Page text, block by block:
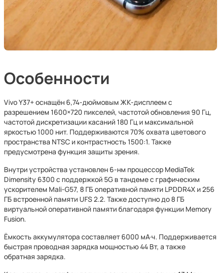
Особенности
Vivo Y37+ оснащён 6,74-дюймовым ЖК-дисплеем с
разрешением 1600×720 пикселей, частотой обновления 90 Гц,
частотой дискретизации касаний 180 Гц и максимальной
яркостью 1000 нит. Поддерживаются 70% охвата цветового
пространства NTSC и контрастность 1500:1. Также
предусмотрена функция защиты зрения.
Внутри устройства установлен 6-нм процессор MediaTek
Dimensity 6300 с поддержкой 5G в тандеме с графическим
ускорителем Mali-G57, 8 ГБ оперативной памяти LPDDR4X и 256
ГБ встроенной памяти UFS 2.2. Также доступно до 8 ГБ
виртуальной оперативной памяти благодаря функции Memory
Fusion.
Ёмкость аккумулятора составляет 6000 мА·ч. Поддерживается
быстрая проводная зарядка мощностью 44 Вт, а также
обратная зарядка.